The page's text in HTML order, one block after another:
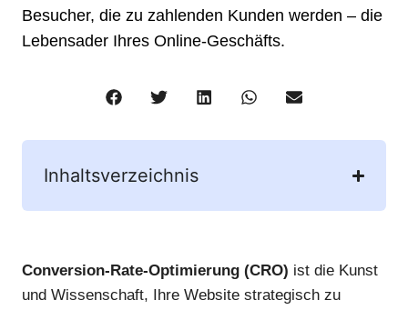
Besucher, die zu zahlenden Kunden werden – die
Lebensader Ihres Online-Geschäfts.
Inhaltsverzeichnis
Conversion-Rate-Optimierung (CRO) ist die Kunst
und Wissenschaft, Ihre Website strategisch zu